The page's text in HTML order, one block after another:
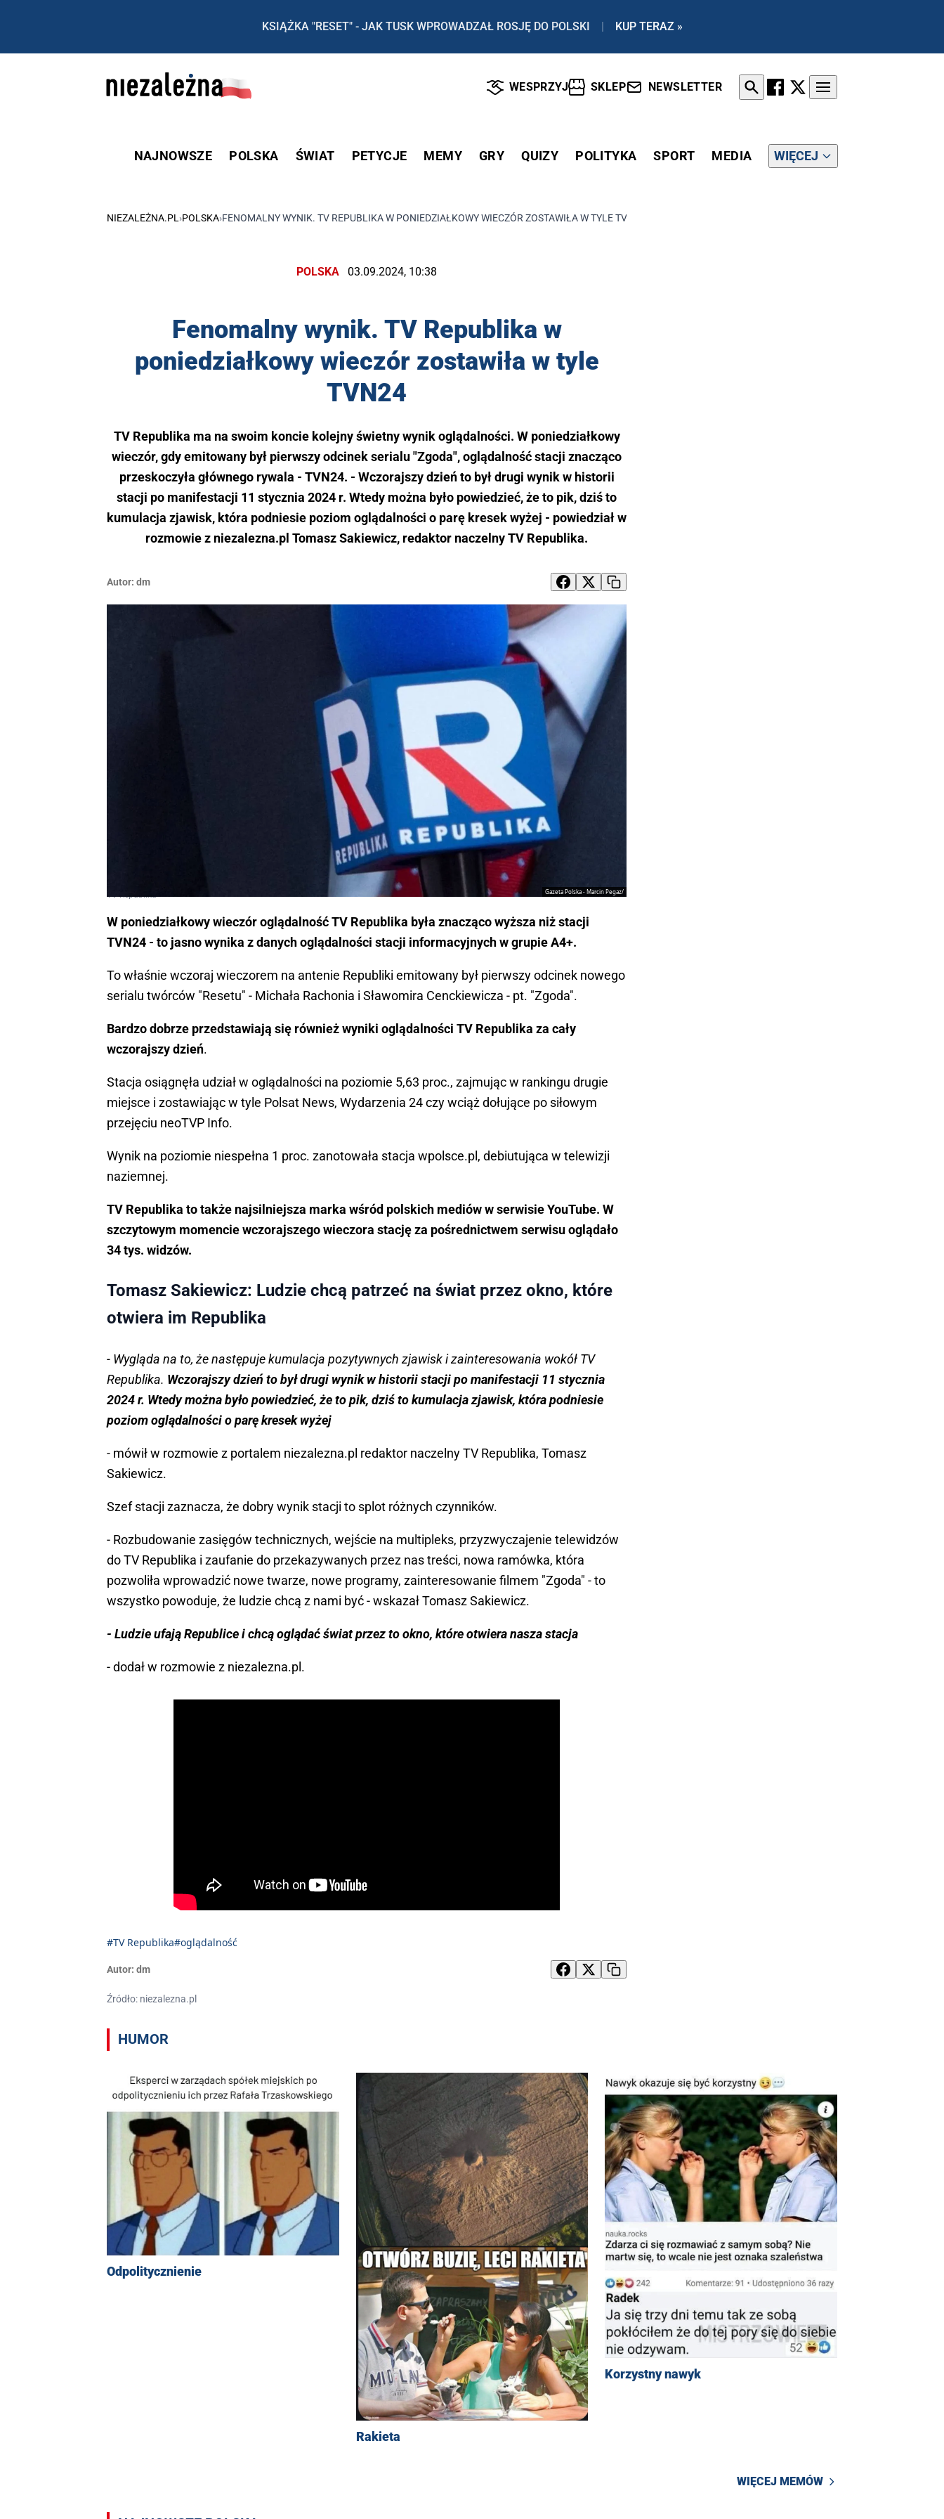
KSIĄŻKA "RESET" - JAK TUSK WPROWADZAŁ ROSJĘ DO POLSKI | KUP TERAZ »
WESPRZYJ SKLEP NEWSLETTER
NAJNOWSZE POLSKA ŚWIAT PETYCJE MEMY GRY QUIZY POLITYKA SPORT MEDIA WIĘCEJ
NIEZALEŻNA.PL ›POLSKA›FENOMALNY WYNIK. TV REPUBLIKA W PONIEDZIAŁKOWY WIECZÓR ZOSTAWIŁA W TYLE TVN24
POLSKA 03.09.2024, 10:38
Fenomalny wynik. TV Republika w
poniedziałkowy wieczór zostawiła w tyle
TVN24
TV Republika ma na swoim koncie kolejny świetny wynik oglądalności. W poniedziałkowy
wieczór, gdy emitowany był pierwszy odcinek serialu "Zgoda", oglądalność stacji znacząco
przeskoczyła głównego rywala - TVN24. - Wczorajszy dzień to był drugi wynik w historii
stacji po manifestacji 11 stycznia 2024 r. Wtedy można było powiedzieć, że to pik, dziś to
kumulacja zjawisk, która podniesie poziom oglądalności o parę kresek wyżej - powiedział w
rozmowie z niezalezna.pl Tomasz Sakiewicz, redaktor naczelny TV Republika.
Autor: dm
Gazeta Polska - Marcin Pegaz/
TV Republika
W poniedziałkowy wieczór oglądalność TV Republika była znacząco wyższa niż stacji
TVN24 - to jasno wynika z danych oglądalności stacji informacyjnych w grupie A4+.
To właśnie wczoraj wieczorem na antenie Republiki emitowany był pierwszy odcinek nowego
serialu twórców "Resetu" - Michała Rachonia i Sławomira Cenckiewicza - pt. "Zgoda".
Bardzo dobrze przedstawiają się również wyniki oglądalności TV Republika za cały
wczorajszy dzień.
Stacja osiągnęła udział w oglądalności na poziomie 5,63 proc., zajmując w rankingu drugie
miejsce i zostawiając w tyle Polsat News, Wydarzenia 24 czy wciąż dołujące po siłowym
przejęciu neoTVP Info.
Wynik na poziomie niespełna 1 proc. zanotowała stacja wpolsce.pl, debiutująca w telewizji
naziemnej.
TV Republika to także najsilniejsza marka wśród polskich mediów w serwisie YouTube. W
szczytowym momencie wczorajszego wieczora stację za pośrednictwem serwisu oglądało
34 tys. widzów.
Tomasz Sakiewicz: Ludzie chcą patrzeć na świat przez okno, które
otwiera im Republika
- Wygląda na to, że następuje kumulacja pozytywnych zjawisk i zainteresowania wokół TV
Republika. Wczorajszy dzień to był drugi wynik w historii stacji po manifestacji 11 stycznia
2024 r. Wtedy można było powiedzieć, że to pik, dziś to kumulacja zjawisk, która podniesie
poziom oglądalności o parę kresek wyżej
- mówił w rozmowie z portalem niezalezna.pl redaktor naczelny TV Republika, Tomasz
Sakiewicz.
Szef stacji zaznacza, że dobry wynik stacji to splot różnych czynników.
- Rozbudowanie zasięgów technicznych, wejście na multipleks, przyzwyczajenie telewidzów
do TV Republika i zaufanie do przekazywanych przez nas treści, nowa ramówka, która
pozwoliła wprowadzić nowe twarze, nowe programy, zainteresowanie filmem "Zgoda" - to
wszystko powoduje, że ludzie chcą z nami być - wskazał Tomasz Sakiewicz.
- Ludzie ufają Republice i chcą oglądać świat przez to okno, które otwiera nasza stacja
- dodał w rozmowie z niezalezna.pl.
#TV Republika#oglądalność
Autor: dm
Źródło: niezalezna.pl
HUMOR
Odpolitycznienie
Rakieta
Korzystny nawyk
WIĘCEJ MEMÓW